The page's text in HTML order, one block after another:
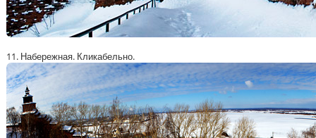
11. Набережная. Кликабельно.